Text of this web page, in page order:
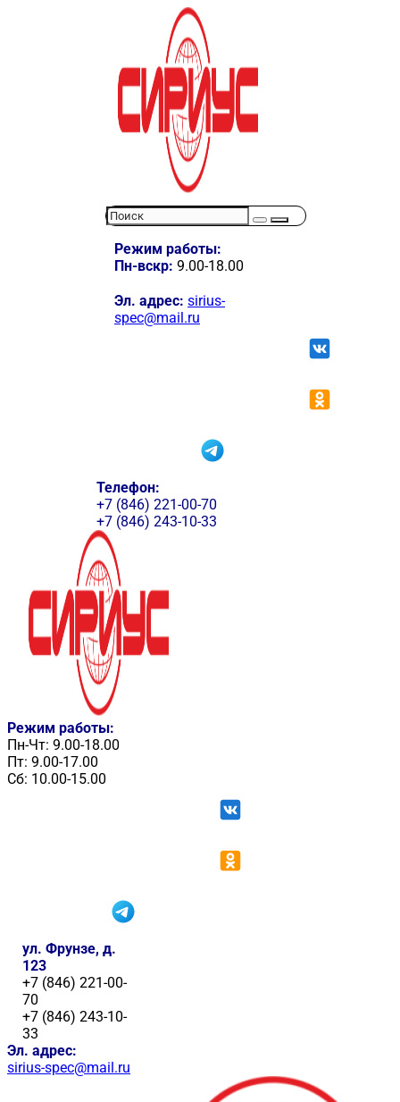
Режим работы:
Пн-вскр: 9.00-18.00
Эл. адрес: sirius-
spec@mail.ru
Телефон:
+7 (846) 221-00-70
+7 (846) 243-10-33
Режим работы:
Пн-Чт: 9.00-18.00
Пт: 9.00-17.00
Сб: 10.00-15.00
ул. Фрунзе, д.
123
+7 (846) 221-00-
70
+7 (846) 243-10-
33
Эл. адрес:
sirius-spec@mail.ru